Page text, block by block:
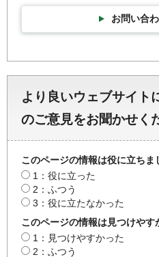
お問い合
より良いウェブサイト
のご意見をお聞かせく
このページの情報は役に立ちま
1：役に立った
2：ふつう
3：役に立たなかった
このページの情報は見つけやす
1：見つけやすかった
2：ふつう